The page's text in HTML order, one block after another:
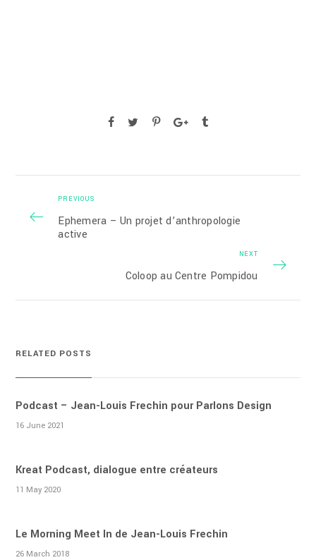
PREVIOUS
Ephemera – Un projet d’anthropologie
active
NEXT
Coloop au Centre Pompidou
RELATED POSTS
Podcast – Jean-Louis Frechin pour Parlons Design
16 June 2021
Kreat Podcast, dialogue entre créateurs
11 May 2020
Le Morning Meet In de Jean-Louis Frechin
26 March 2018